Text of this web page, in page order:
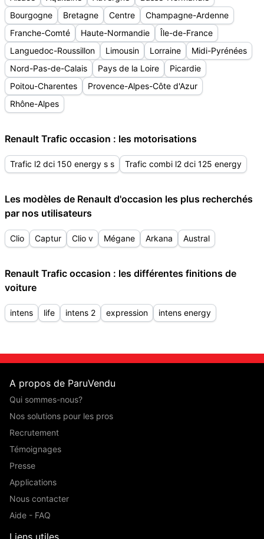
Bourgogne
Bretagne Centre
Champagne-Ardenne
Franche-Comté
Haute-Normandie
Île-de-France
Languedoc-Roussillon
Limousin Lorraine
Midi-Pyrénées
Nord-Pas-de-Calais
Pays de la Loire
Picardie
Poitou-Charentes
Provence-Alpes-Côte d'Azur
Rhône-Alpes
Renault Trafic occasion : les motorisations
Trafic l2 dci 150 energy s s Trafic combi l2 dci 125 energy
Les modèles de Renault d'occasion les plus recherchés
par nos utilisateurs
Clio Captur Clio v Mégane Arkana Austral
Renault Trafic occasion : les différentes finitions de
voiture
intens life intens 2 expression intens energy
A propos de ParuVendu
Qui sommes-nous?
Nos solutions pour les pros
Recrutement
Témoignages
Presse
Applications
Nous contacter
Aide - FAQ
Liens utiles